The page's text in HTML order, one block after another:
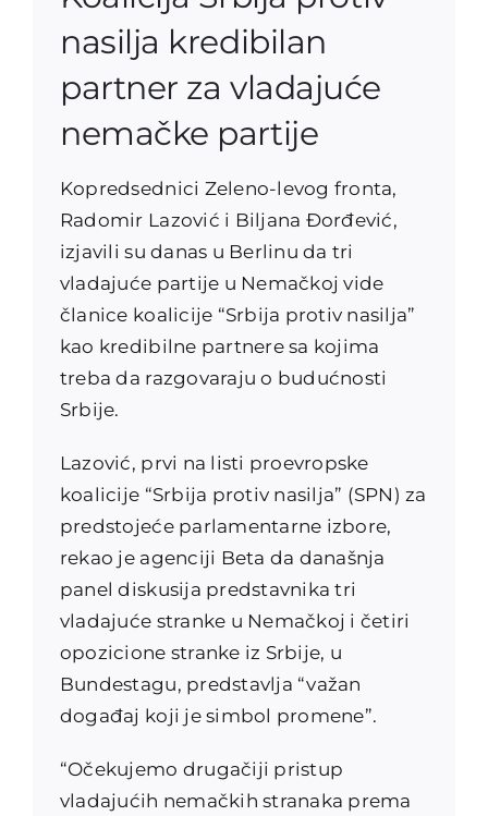
nasilja kredibilan
partner za vladajuće
nemačke partije
Kopredsednici Zeleno-levog fronta,
Radomir Lazović i Biljana Đorđević,
izjavili su danas u Berlinu da tri
vladajuće partije u Nemačkoj vide
članice koalicije “Srbija protiv nasilja”
kao kredibilne partnere sa kojima
treba da razgovaraju o budućnosti
Srbije.
Lazović, prvi na listi proevropske
koalicije “Srbija protiv nasilja” (SPN) za
predstojeće parlamentarne izbore,
rekao je agenciji Beta da današnja
panel diskusija predstavnika tri
vladajuće stranke u Nemačkoj i četiri
opozicione stranke iz Srbije, u
Bundestagu, predstavlja “važan
događaj koji je simbol promene”.
“Očekujemo drugačiji pristup
vladajućih nemačkih stranaka prema